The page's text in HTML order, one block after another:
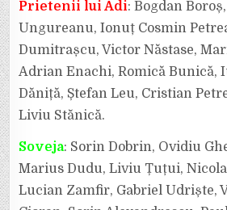
Prietenii lui Adi: Bogdan
Ungureanu, Ionuț Cosmin
Dumitrașcu, Victor Năstase,
Adrian Enachi, Romică Bunică,
Dăniță, Ștefan Leu, Cristian
Liviu Stănică.
Soveja: Sorin Dobrin, Ovidiu
Marius Dudu, Liviu Țuțui,
Lucian Zamfir, Gabriel Udriște,